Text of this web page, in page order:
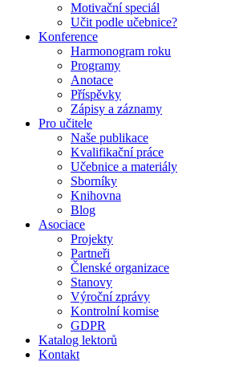
Motivační speciál
Učit podle učebnice?
Konference
Harmonogram roku
Programy
Anotace
Příspěvky
Zápisy a záznamy
Pro učitele
Naše publikace
Kvalifikační práce
Učebnice a materiály
Sborníky
Knihovna
Blog
Asociace
Projekty
Partneři
Členské organizace
Stanovy
Výroční zprávy
Kontrolní komise
GDPR
Katalog lektorů
Kontakt